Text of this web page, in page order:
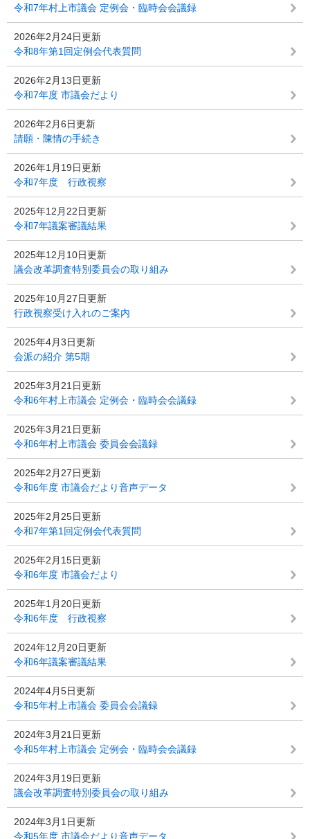
令和7年村上市議会 定例会・臨時会会議録
2026年2月24日更新
令和8年第1回定例会代表質問
2026年2月13日更新
令和7年度 市議会だより
2026年2月6日更新
請願・陳情の手続き
2026年1月19日更新
令和7年度 行政視察
2025年12月22日更新
令和7年議案審議結果
2025年12月10日更新
議会改革調査特別委員会の取り組み
2025年10月27日更新
行政視察受け入れのご案内
2025年4月3日更新
会派の紹介 第5期
2025年3月21日更新
令和6年村上市議会 定例会・臨時会会議録
2025年3月21日更新
令和6年村上市議会 委員会会議録
2025年2月27日更新
令和6年度 市議会だより音声データ
2025年2月25日更新
令和7年第1回定例会代表質問
2025年2月15日更新
令和6年度 市議会だより
2025年1月20日更新
令和6年度 行政視察
2024年12月20日更新
令和6年議案審議結果
2024年4月5日更新
令和5年村上市議会 委員会会議録
2024年3月21日更新
令和5年村上市議会 定例会・臨時会会議録
2024年3月19日更新
議会改革調査特別委員会の取り組み
2024年3月1日更新
令和5年度 市議会だより音声データ